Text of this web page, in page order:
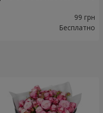
99 грн
Бесплатно